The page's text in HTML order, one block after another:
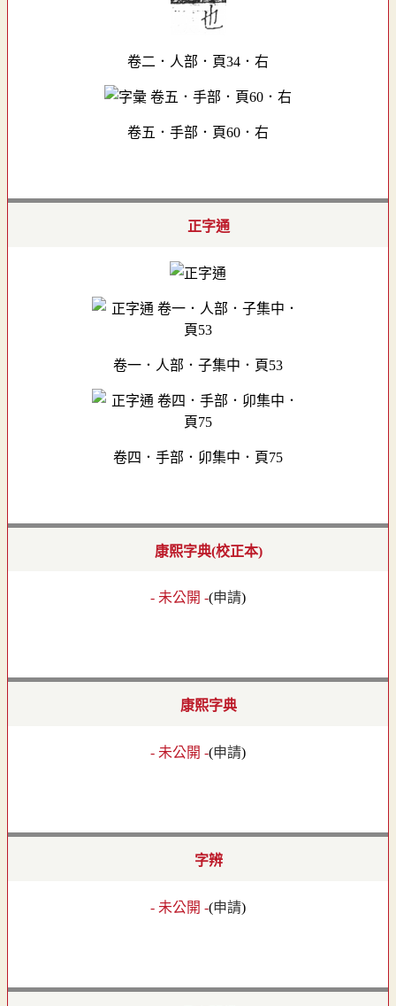
卷二．人部．頁34．右
卷五．手部．頁60．右
正字通
卷一．人部．子集中．頁53
卷四．手部．卯集中．頁75
康熙字典(校正本)
- 未公開 -(申請)
康熙字典
- 未公開 -(申請)
字辨
- 未公開 -(申請)